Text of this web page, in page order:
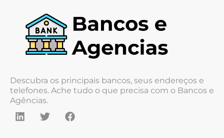
Descubra os principais bancos, seus endereços e
telefones. Ache tudo o que precisa com o Bancos e
Agências.